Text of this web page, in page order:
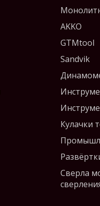
AKKO
GTMtool
Sandvik
Кулачки
Сверла